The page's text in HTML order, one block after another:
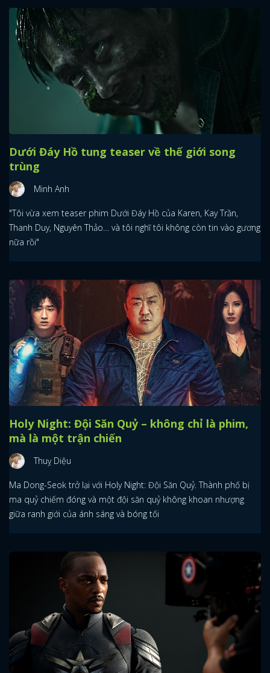
Dưới Đáy Hồ tung teaser về thế giới song
trùng
Minh Anh
"Tôi vừa xem teaser phim Dưới Đáy Hồ của Karen, Kay Trần,
Thanh Duy, Nguyên Thảo… và tôi nghĩ tôi không còn tin vào gương
nữa rồi"
Holy Night: Đội Săn Quỷ – không chỉ là phim,
mà là một trận chiến
Thuỵ Diệu
Ma Dong-Seok trở lại với Holy Night: Đội Săn Quỷ. Thành phố bị
ma quỷ chiếm đóng và một đội săn quỷ không khoan nhượng
giữa ranh giới của ánh sáng và bóng tối